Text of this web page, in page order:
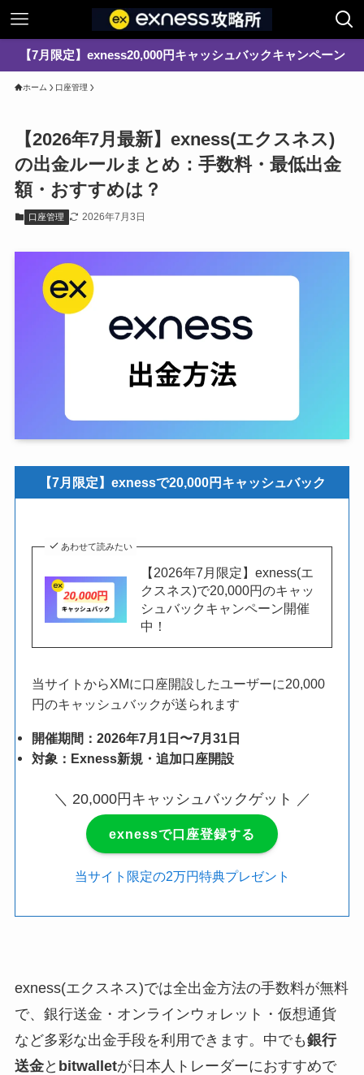
【7月限定】exness20,000円キャッシュバックキャンペーン
ホーム 口座管理
【2026年7月最新】exness(エクスネス)
の出金ルールまとめ：手数料・最低出金
額・おすすめは？
口座管理 2026年7月3日
【7月限定】exnessで20,000円キャッシュバック
あわせて読みたい
【2026年7月限定】exness(エ
クスネス)で20,000円のキャッ
シュバックキャンペーン開催
中！
当サイトからXMに口座開設したユーザーに20,000
円のキャッシュバックが送られます
開催期間：2026年7月1日〜7月31日
対象：Exness新規・追加口座開設
＼ 20,000円キャッシュバックゲット ／
exnessで口座登録する
当サイト限定の2万円特典プレゼント
exness(エクスネス)では全出金方法の手数料が無料
で、銀行送金・オンラインウォレット・仮想通貨
など多彩な出金手段を利用できます。中でも銀行
送金と bitwalletが日本人トレーダーにおすすめで